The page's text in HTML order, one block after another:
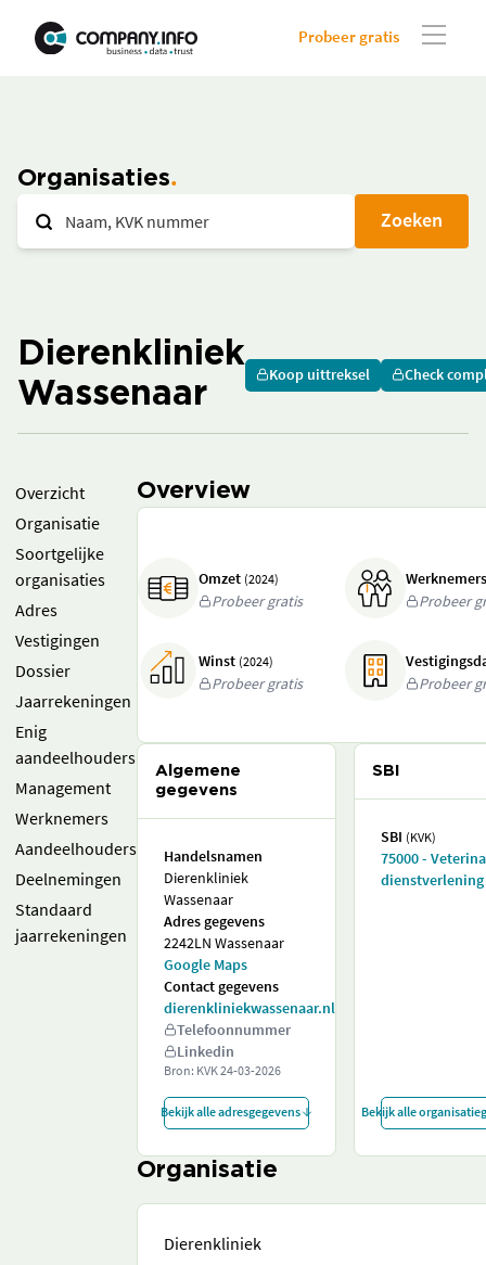
Probeer gratis
Organisaties
Zoeken
Dierenkliniek
Wassenaar
Koop uittreksel Check
Overzicht
Organisatie
Soortgelijke
organisaties
Adres
Vestigingen
Dossier
Jaarrekeningen
Enig
aandeelhouders
Management
Werknemers
Aandeelhouders
Deelnemingen
Standaard
jaarrekeningen
Overview
Omzet (2024)
Probeer gratis
Probeer
Winst (2024)
Probeer gratis
Probeer
Algemene
gegevens
Handelsnamen
Dierenkliniek
Wassenaar
Adres gegevens
2242LN Wassenaar
Google Maps
Contact gegevens
dierenkliniekwassenaar.nl
Telefoonnummer
Linkedin
Bron: KVK24-03-2026
Bekijk alle adresgegevens
SBI
SBI (KVK)
75000 -
dienstverlening
Bekijk alle
Organisatie
Dierenkliniek